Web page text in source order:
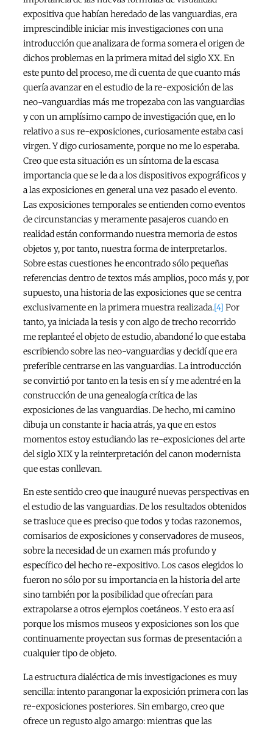
expositiva que habían heredado de las vanguardias, era
imprescindible iniciar mis investigaciones con una
introducción que analizara de forma somera el origen de
dichos problemas en la primera mitad del siglo XX. En
este punto del proceso, me di cuenta de que cuanto más
quería avanzar en el estudio de la re-exposición de las
neo-vanguardias más me tropezaba con las vanguardias
y con un amplísimo campo de investigación que, en lo
relativo a sus re-exposiciones, curiosamente estaba casi
virgen. Y digo curiosamente, porque no me lo esperaba.
Creo que esta situación es un síntoma de la escasa
importancia que se le da a los dispositivos expográficos y
a las exposiciones en general una vez pasado el evento.
Las exposiciones temporales se entienden como eventos
de circunstancias y meramente pasajeros cuando en
realidad están conformando nuestra memoria de estos
objetos y, por tanto, nuestra forma de interpretarlos.
Sobre estas cuestiones he encontrado sólo pequeñas
referencias dentro de textos más amplios, poco más y, por
supuesto, una historia de las exposiciones que se centra
exclusivamente en la primera muestra realizada.[4] Por
tanto, ya iniciada la tesis y con algo de trecho recorrido
me replanteé el objeto de estudio, abandoné lo que estaba
escribiendo sobre las neo-vanguardias y decidí que era
preferible centrarse en las vanguardias. La introducción
se convirtió por tanto en la tesis en sí y me adentré en la
construcción de una genealogía crítica de las
exposiciones de las vanguardias. De hecho, mi camino
dibuja un constante ir hacia atrás, ya que en estos
momentos estoy estudiando las re-exposiciones del arte
del siglo XIX y la reinterpretación del canon modernista
que estas conllevan.
En este sentido creo que inauguré nuevas perspectivas en
el estudio de las vanguardias. De los resultados obtenidos
se trasluce que es preciso que todos y todas razonemos,
comisarios de exposiciones y conservadores de museos,
sobre la necesidad de un examen más profundo y
específico del hecho re-expositivo. Los casos elegidos lo
fueron no sólo por su importancia en la historia del arte
sino también por la posibilidad que ofrecían para
extrapolarse a otros ejemplos coetáneos. Y esto era así
porque los mismos museos y exposiciones son los que
continuamente proyectan sus formas de presentación a
cualquier tipo de objeto.
La estructura dialéctica de mis investigaciones es muy
sencilla: intento parangonar la exposición primera con las
re-exposiciones posteriores. Sin embargo, creo que
ofrece un regusto algo amargo: mientras que las